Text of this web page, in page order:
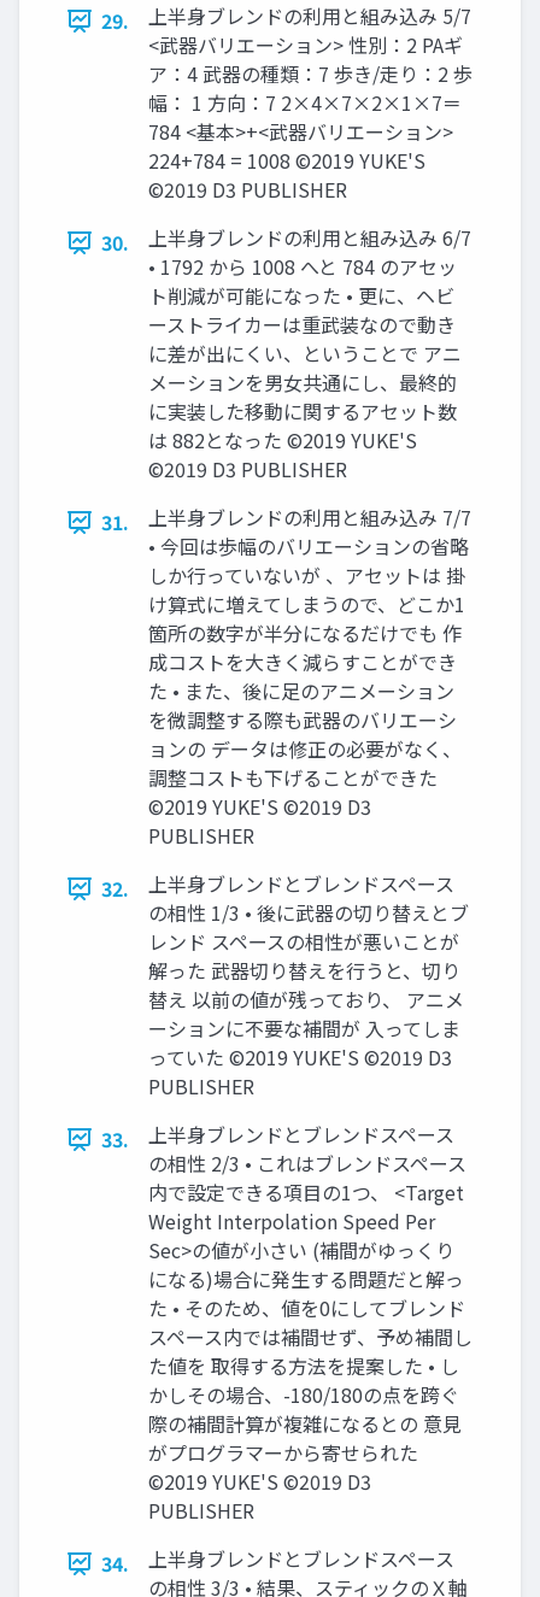
29.
上半身ブレンドの利用と組み込み 5/7
<武器バリエーション> 性別：2 PAギ
ア：4 武器の種類：7 歩き/走り：2 歩
幅： 1 方向：7 2×4×7×2×1×7＝
784 <基本>+<武器バリエーション>
224+784 = 1008 ©2019 YUKE'S
©2019 D3 PUBLISHER
30.
上半身ブレンドの利用と組み込み 6/7
• 1792 から 1008 へと 784 のアセッ
ト削減が可能になった • 更に、ヘビ
ーストライカーは重武装なので動き
に差が出にくい、ということで アニ
メーションを男女共通にし、最終的
に実装した移動に関するアセット数
は 882となった ©2019 YUKE'S
©2019 D3 PUBLISHER
31.
上半身ブレンドの利用と組み込み 7/7
• 今回は歩幅のバリエーションの省略
しか行っていないが 、アセットは 掛
け算式に増えてしまうので、どこか1
箇所の数字が半分になるだけでも 作
成コストを大きく減らすことができ
た • また、後に足のアニメーション
を微調整する際も武器のバリエーシ
ョンの データは修正の必要がなく、
調整コストも下げることができた
©2019 YUKE'S ©2019 D3
PUBLISHER
32.
上半身ブレンドとブレンドスペース
の相性 1/3 • 後に武器の切り替えとブ
レンド スペースの相性が悪いことが
解った 武器切り替えを行うと、切り
替え 以前の値が残っており、 アニメ
ーションに不要な補間が 入ってしま
っていた ©2019 YUKE'S ©2019 D3
PUBLISHER
33.
上半身ブレンドとブレンドスペース
の相性 2/3 • これはブレンドスペース
内で設定できる項目の1つ、 <Target
Weight Interpolation Speed Per
Sec>の値が小さい (補間がゆっくり
になる)場合に発生する問題だと解っ
た • そのため、値を0にしてブレンド
スペース内では補間せず、予め補間し
た値を 取得する方法を提案した • し
かしその場合、-180/180の点を跨ぐ
際の補間計算が複雑になるとの 意見
がプログラマーから寄せられた
©2019 YUKE'S ©2019 D3
PUBLISHER
34.
上半身ブレンドとブレンドスペース
の相性 3/3 • 結果、スティックのＸ軸